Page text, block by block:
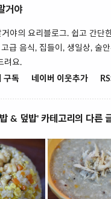
거야
야의 요리블로그. 쉽고 간단
급 음식, 집들이, 생일상, 술
려요.
구독
네이버 이웃추가
& 덮밥' 카테고리의 다른